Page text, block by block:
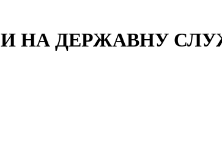
ДЕРЖАВНУ